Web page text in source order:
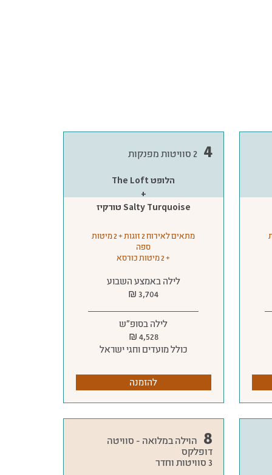
4
The Loft הלופט
+
טורקיז Salty Turquoise
מתאים לאירוח 2 זוגות + 2 מיטות
ספה
+ 2 מיטות כורסא
לילה באמצע השבוע
3,704 ₪
לילה בסופ״ש
4,528 ₪
כולל מועדים וחגי ישראל
להזמנה
8
הוילה במלואה - סוויטה
דופלקס
3 סוויטות וחדר